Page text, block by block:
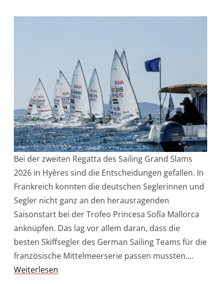
Bei der zweiten Regatta des Sailing Grand Slams
2026 in Hyères sind die Entscheidungen gefallen. In
Frankreich konnten die deutschen Seglerinnen und
Segler nicht ganz an den herausragenden
Saisonstart bei der Trofeo Princesa Sofía Mallorca
anknüpfen. Das lag vor allem daran, dass die
besten Skiffsegler des German Sailing Teams für die
französische Mittelmeerserie passen mussten.…
Weiterlesen